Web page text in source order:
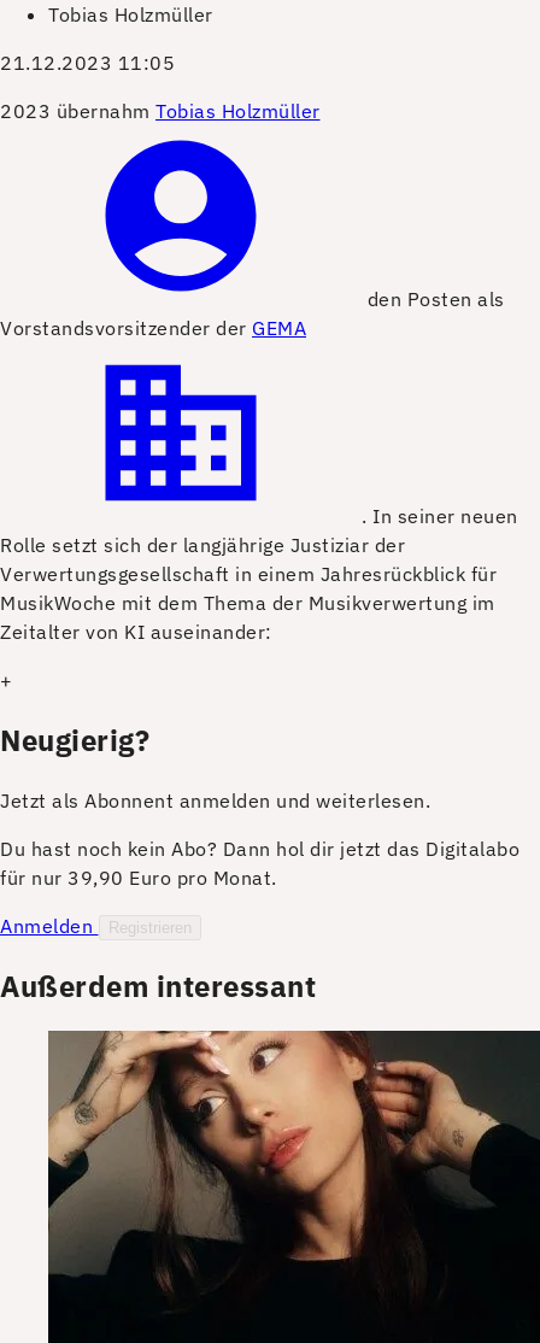
Tobias Holzmüller
21.12.2023 11:05
2023 übernahm Tobias Holzmüller
den Posten als
Vorstandsvorsitzender der GEMA
. In seiner neuen
Rolle setzt sich der langjährige Justiziar der
Verwertungsgesellschaft in einem Jahresrückblick für
MusikWoche mit dem Thema der Musikverwertung im
Zeitalter von KI auseinander:
+
Neugierig?
Jetzt als Abonnent anmelden und weiterlesen.
Du hast noch kein Abo? Dann hol dir jetzt das Digitalabo
für nur 39,90 Euro pro Monat.
Anmelden
Registrieren
Außerdem interessant